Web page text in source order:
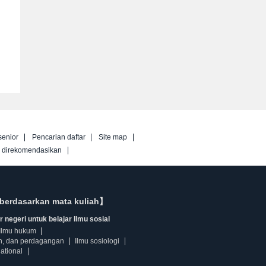
Pencarian daftar
Site map
mata kuliah】
negeri untuk belajar Ilmu sosial
hukum
dan perdagangan
Ilmu sosiologi